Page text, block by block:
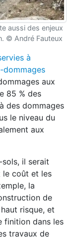
aussi des enjeux
© André Fauteux
à
dommages
aux
85 % des
des dommages
le niveau du
aux
il serait
le coût et les
la
de
risque, et
finition dans les
travaux de